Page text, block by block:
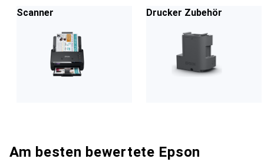
Scanner Drucker Zubehör
Am besten bewertete Epson